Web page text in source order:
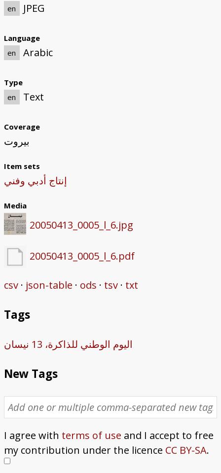
en
JPEG
Language
en
Arabic
Type
en
Text
Coverage
بيروت
Item sets
إنتاج أدبي وفني
Media
20050413_0005_l_6.jpg
20050413_0005_l_6.pdf
csv json-table ods tsv txt
Tags
اليوم الوطني للذاكرة، 13 نيسان
New Tags
I agree with terms of use and I accept to free
my contribution under the licence CC BY-SA.